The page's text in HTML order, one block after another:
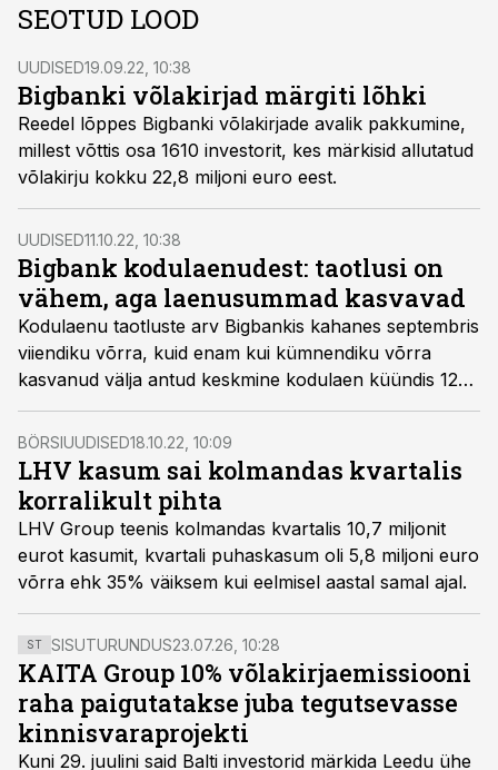
SEOTUD LOOD
UUDISED19.09.22, 10:38
Bigbanki võlakirjad märgiti lõhki
Reedel lõppes Bigbanki võlakirjade avalik pakkumine,
millest võttis osa 1610 investorit, kes märkisid allutatud
võlakirju kokku 22,8 miljoni euro eest.
UUDISED11.10.22, 10:38
Bigbank kodulaenudest: taotlusi on
vähem, aga laenusummad kasvavad
Kodulaenu taotluste arv Bigbankis kahanes septembris
viiendiku võrra, kuid enam kui kümnendiku võrra
kasvanud välja antud keskmine kodulaen küündis 124
000 euroni.
BÖRSIUUDISED18.10.22, 10:09
LHV kasum sai kolmandas kvartalis
korralikult pihta
LHV Group teenis kolmandas kvartalis 10,7 miljonit
eurot kasumit, kvartali puhaskasum oli 5,8 miljoni euro
võrra ehk 35% väiksem kui eelmisel aastal samal ajal.
ST SISUTURUNDUS23.07.26, 10:28
KAITA Group 10% võlakirjaemissiooni
raha paigutatakse juba tegutsevasse
kinnisvaraprojekti
Kuni 29. juulini said Balti investorid märkida Leedu ühe